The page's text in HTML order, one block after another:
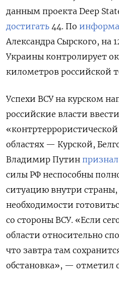
данным проекта Deep
достигать 44. По
Александра Сырского, на
Украины контролирует
километров российской
Успехи ВСУ на курском
российские власти
областях — Курской,
Владимир Путин признал
силы РФ неспособны
ситуацию внутри страны,
необходимости
со стороны ВСУ. «Если
области относительно
что завтра там
обстановка», — отметил